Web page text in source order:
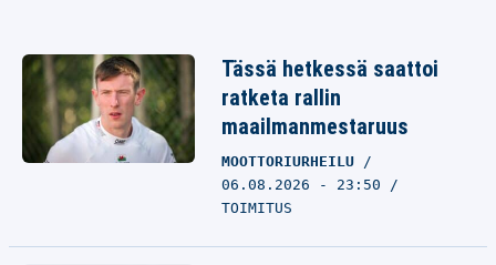
Tässä hetkessä saattoi
ratketa rallin
maailmanmestaruus
MOOTTORIURHEILU
06.08.2026 - 23:50
TOIMITUS